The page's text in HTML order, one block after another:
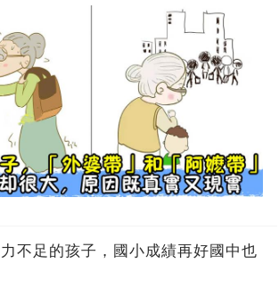
不足的孩子，國小成績再好國中也